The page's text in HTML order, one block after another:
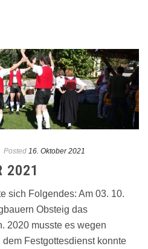
Posted 16. Oktober 2021
2021
sich Folgendes: Am 03. 10.
Obsteig das
2020 musste es wegen
Festgottesdienst konnte